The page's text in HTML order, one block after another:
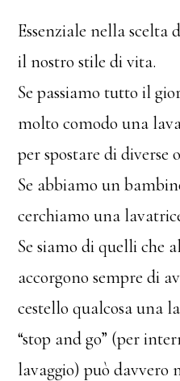
Essenziale nella scelta
il nostro stile di vita.
Se passiamo tutto il
molto comodo una
per spostare di diverse
Se abbiamo un
cerchiamo una
Se siamo di quelli che
accorgono sempre di
cestello qualcosa una
“stop and go” (per
lavaggio) può davvero